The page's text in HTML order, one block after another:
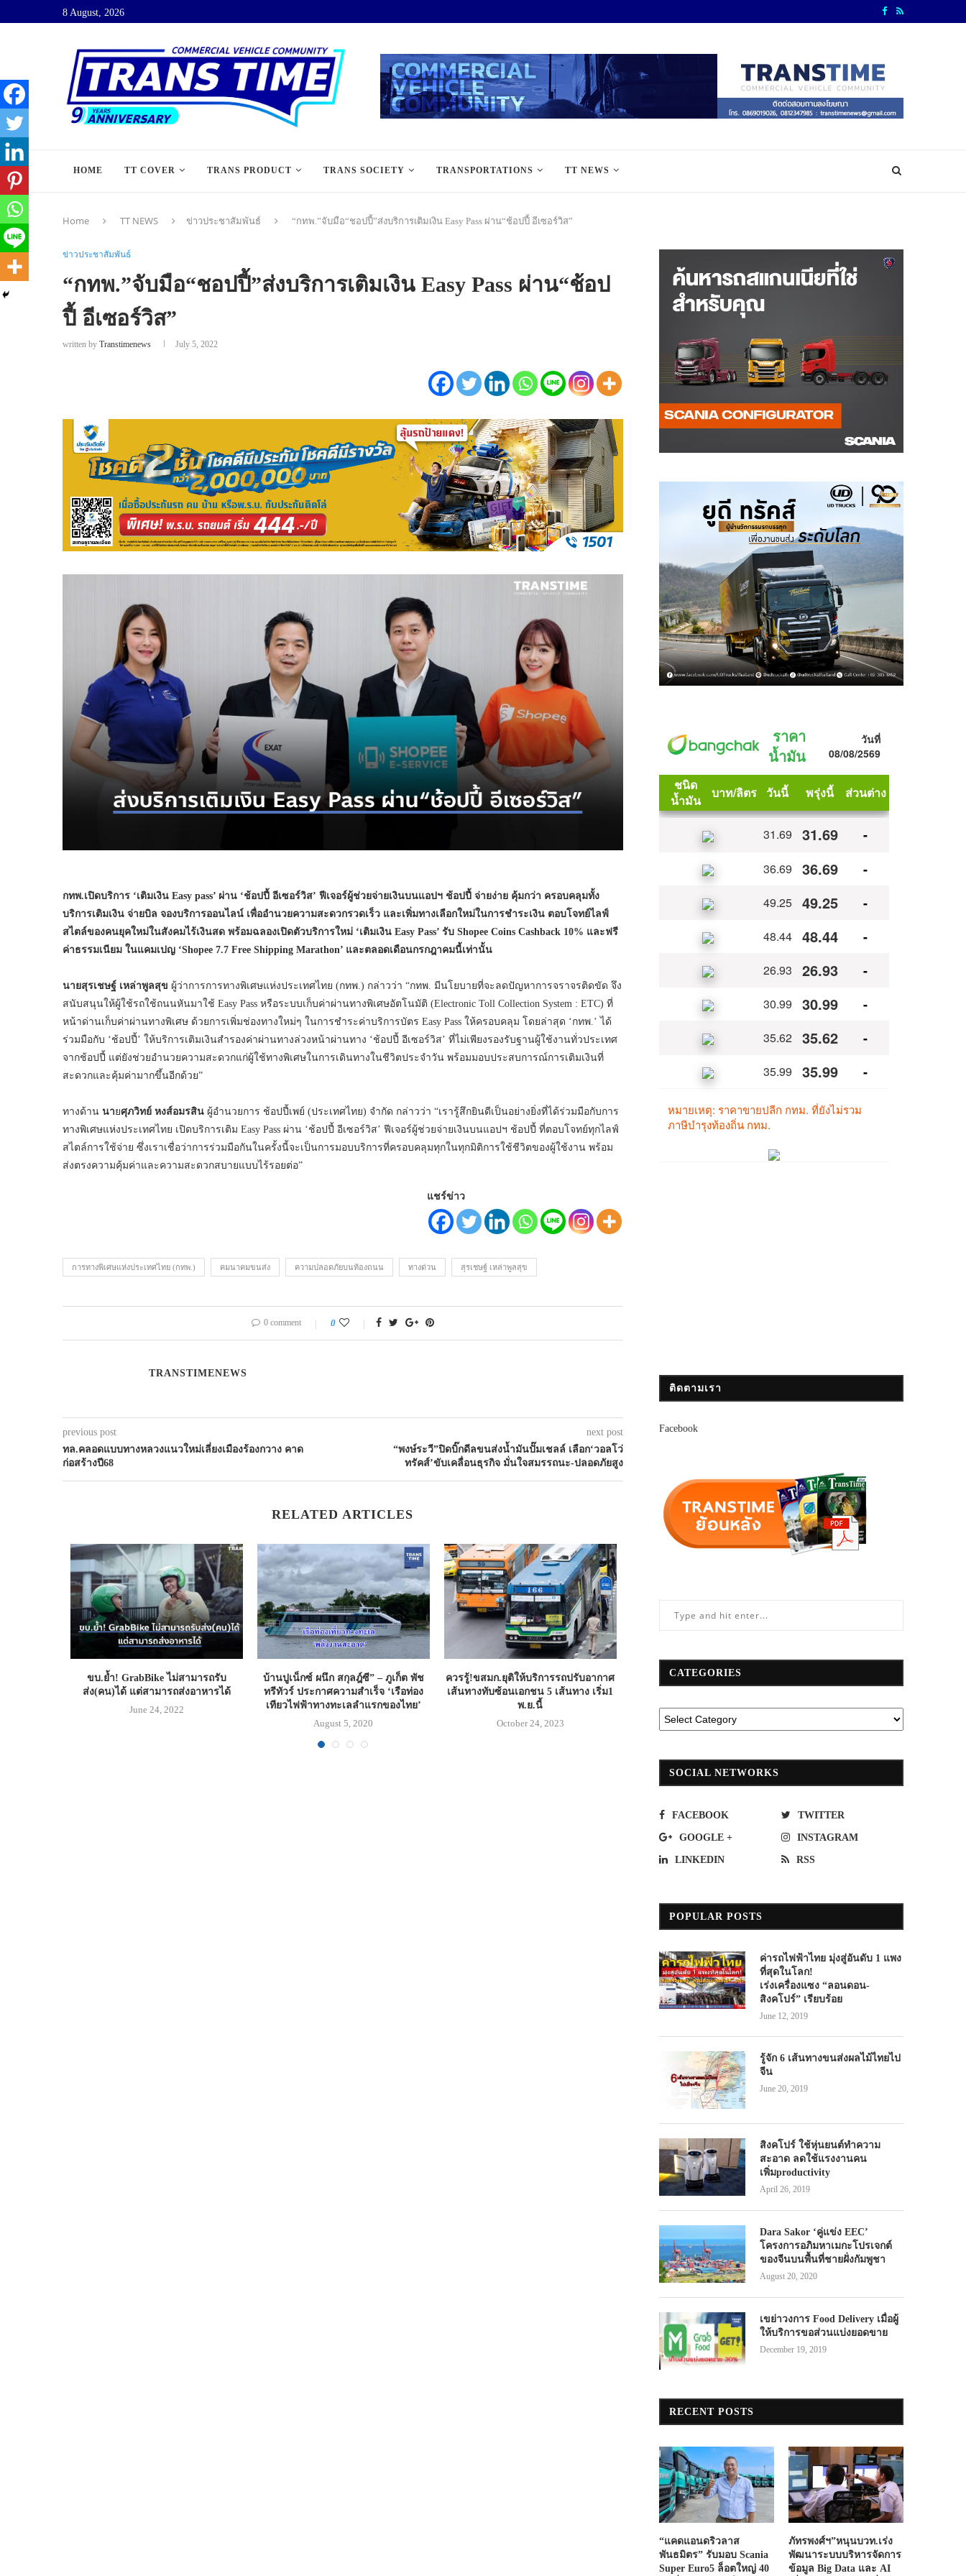
8 August, 2026
HOME TT COVER TRANS PRODUCT TRANS SOCIETY TRANSPORTATIONS TT NEWS
Home TT NEWS ข่าวประชาสัมพันธ์ “กทพ.”จับมือ“ชอปปี้”ส่งบริการเติมเงิน Easy Pass ผ่าน“ช้อปปี้ อีเซอร์วิส”
ข่าวประชาสัมพันธ์
“กทพ.”จับมือ“ชอปปี้”ส่งบริการเติมเงิน Easy Pass ผ่าน“ช้อป
ปี้ อีเซอร์วิส”
written by Transtimenews July 5, 2022
กทพ.เปิดบริการ ‘เติมเงิน Easy pass’ ผ่าน ‘ช้อปปี้ อีเซอร์วิส’ ฟีเจอร์ผู้ช่วยจ่ายเงินบนแอปฯ ช้อปปี้ จ่ายง่าย คุ้มกว่า ครอบคลุมทั้ง
บริการเติมเงิน จ่ายบิล จองบริการออนไลน์ เพื่ออำนวยความสะดวกรวดเร็ว และเพิ่มทางเลือกใหม่ในการชำระเงิน ตอบโจทย์ไลฟ์
สไตล์ของคนยุคใหม่ในสังคมไร้เงินสด พร้อมฉลองเปิดตัวบริการใหม่ ‘เติมเงิน Easy Pass’ รับ Shopee Coins Cashback 10% และฟรี
ค่าธรรมเนียม ในแคมเปญ ‘Shopee 7.7 Free Shipping Marathon’ และตลอดเดือนกรกฎาคมนี้เท่านั้น
นายสุรเชษฐ์ เหล่าพูลสุข ผู้ว่าการการทางพิเศษแห่งประเทศไทย (กทพ.) กล่าวว่า “กทพ. มีนโยบายที่จะลดปัญหาการจราจรติดขัด จึง
สนับสนุนให้ผู้ใช้รถใช้ถนนหันมาใช้ Easy Pass หรือระบบเก็บค่าผ่านทางพิเศษอัตโนมัติ (Electronic Toll Collection System : ETC) ที่
หน้าด่านเก็บค่าผ่านทางพิเศษ ด้วยการเพิ่มช่องทางใหม่ๆ ในการชำระค่าบริการบัตร Easy Pass ให้ครอบคลุม โดยล่าสุด ‘กทพ.’ ได้
ร่วมมือกับ ‘ช้อปปี้’ ให้บริการเติมเงินสำรองค่าผ่านทางล่วงหน้าผ่านทาง ‘ช้อปปี้ อีเซอร์วิส’ ที่ไม่เพียงรองรับฐานผู้ใช้งานทั่วประเทศ
จากช้อปปี้ แต่ยังช่วยอำนวยความสะดวกแก่ผู้ใช้ทางพิเศษในการเดินทางในชีวิตประจำวัน พร้อมมอบประสบการณ์การเติมเงินที่
สะดวกและคุ้มค่ามากขึ้นอีกด้วย”
ทางด้าน นายศุภวิทย์ หงส์อมรสิน ผู้อำนวยการ ช้อปปี้เพย์ (ประเทศไทย) จำกัด กล่าวว่า “เรารู้สึกยินดีเป็นอย่างยิ่งที่ได้ร่วมมือกับการ
ทางพิเศษแห่งประเทศไทย เปิดบริการเติม Easy Pass ผ่าน ‘ช้อปปี้ อีเซอร์วิส’ ฟีเจอร์ผู้ช่วยจ่ายเงินบนแอปฯ ช้อปปี้ ที่ตอบโจทย์ทุกไลฟ์
สไตล์การใช้จ่าย ซึ่งเราเชื่อว่าการร่วมมือกันในครั้งนี้จะเป็นการมอบบริการที่ครอบคลุมทุกในทุกมิติการใช้ชีวิตของผู้ใช้งาน พร้อม
ส่งตรงความคุ้มค่าและความสะดวกสบายแบบไร้รอยต่อ”
แชร์ข่าว
การทางพิเศษแห่งประเทศไทย (กทพ.) คมนาคมขนส่ง ความปลอดภัยบนท้องถนน ทางด่วน สุรเชษฐ์ เหล่าพูลสุข
0 comment 0
TRANSTIMENEWS
previous post
ทล.คลอดแบบทางหลวงแนวใหม่เลี่ยงเมืองร้องกวาง คาด
ก่อสร้างปี68
next post
“พงษ์ระวี”ปิดบิ๊กดีลขนส่งน้ำมันปั๊มเชลล์ เลือก‘วอลโว่
ทรัคส์’ขับเคลื่อนธุรกิจ มั่นใจสมรรถนะ-ปลอดภัยสูง
RELATED ARTICLES
ขบ.ย้ำ! GrabBike ไม่สามารถรับ
ส่ง(คน)ได้ แต่สามารถส่งอาหารได้
June 24, 2022
บ้านปูเน็กซ์ ผนึก สกุลฎ์ซี” – ภูเก็ต พัช
ทรีทัวร์ ประกาศความสําเร็จ ‘เรือท่อง
เทียวไฟฟ้าทางทะเลลําแรกของไทย’
August 5, 2020
ควรรู้!ขสมก.ยุติให้บริการรถปรับอากาศ
เส้นทางทับซ้อนเอกชน 5 เส้นทาง เริ่ม1
พ.ย.นี้
October 24, 2023
เรือด่วนฯ ออกตั๋วเปลี่ยนสายได้ไม่ต้อง
September 14, 2022
June 9, 2023
ติดตามเรา
Facebook
CATEGORIES
SOCIAL NETWORKS
FACEBOOK TWITTER
GOOGLE + INSTAGRAM
LINKEDIN RSS
POPULAR POSTS
ค่ารถไฟฟ้าไทย มุ่งสู่อันดับ 1 แพง
ที่สุดในโลก!
เร่งเครื่องแซง “ลอนดอน-
สิงคโปร์” เรียบร้อย
June 12, 2019
รู้จัก 6 เส้นทางขนส่งผลไม้ไทยไป
จีน
June 20, 2019
สิงคโปร์ ใช้หุ่นยนต์ทำความ
สะอาด ลดใช้แรงงานคน
เพิ่มproductivity
April 26, 2019
Dara Sakor ‘คู่แข่ง EEC’
โครงการอภิมหาเมกะโปรเจกต์
ของจีนบนพื้นที่ชายฝั่งกัมพูชา
August 20, 2020
เขย่าวงการ Food Delivery เมื่อผู้
ให้บริการขอส่วนแบ่งยอดขาย
December 19, 2019
RECENT POSTS
“แคดแอนดริวลาส
พันธมิตร” รับมอบ Scania
Super Euro5 ล็อตใหญ่ 40
ภัทรพงศ์ฯ”หนุนบวท.เร่ง
พัฒนาระบบบริหารจัดการ
ข้อมูล Big Data และ AI